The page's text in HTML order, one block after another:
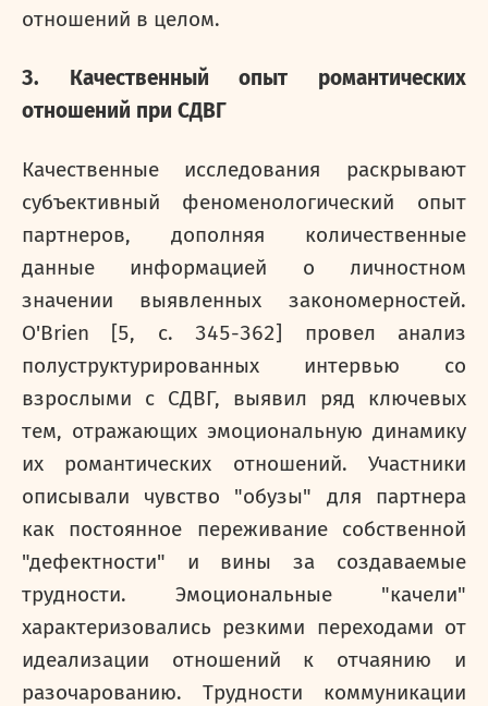
отношений в целом.
3. Качественный опыт романтических
отношений при СДВГ
Качественные исследования раскрывают
субъективный феноменологический опыт
партнеров, дополняя количественные
данные информацией о личностном
значении выявленных закономерностей.
O'Brien [5, c. 345-362] провел анализ
полуструктурированных интервью со
взрослыми с СДВГ, выявил ряд ключевых
тем, отражающих эмоциональную динамику
их романтических отношений. Участники
описывали чувство "обузы" для партнера
как постоянное переживание собственной
"дефектности" и вины за создаваемые
трудности. Эмоциональные "качели"
характеризовались резкими переходами от
идеализации отношений к отчаянию и
разочарованию. Трудности коммуникации